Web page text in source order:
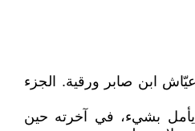
ابن صابر ورقية. الجزء
يأمل بشيء، في آخرته حين